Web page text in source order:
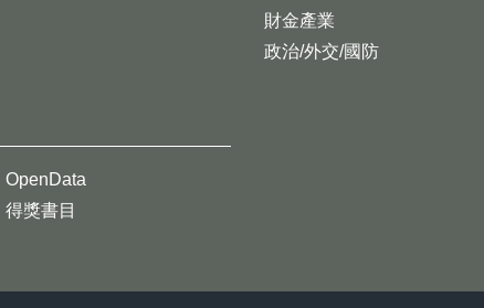
財金產業
政治/外交/國防
OpenData
得獎書目